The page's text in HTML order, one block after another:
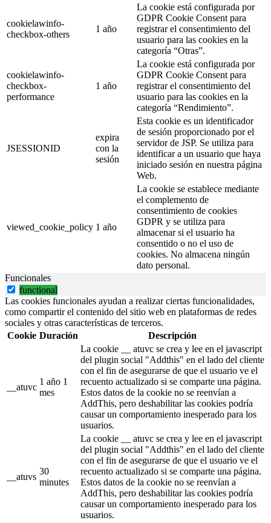
cookielawinfo-
checkbox-others
1 año
La cookie está configurada por
GDPR Cookie Consent para
registrar el consentimiento del
usuario para las cookies en la
categoría “Otras”.
cookielawinfo-
checkbox-
performance
1 año
La cookie está configurada por
GDPR Cookie Consent para
registrar el consentimiento del
usuario para las cookies en la
categoría “Rendimiento”.
JSESSIONID
expira
con la
sesión
Esta cookie es un identificador
de sesión proporcionado por el
servidor de JSP. Se utiliza para
identificar a un usuario que haya
iniciado sesión en nuestra página
Web.
viewed_cookie_policy 1 año
La cookie se establece mediante
el complemento de
consentimiento de cookies
GDPR y se utiliza para
almacenar si el usuario ha
consentido o no el uso de
cookies. No almacena ningún
dato personal.
Funcionales
functional
Las cookies funcionales ayudan a realizar ciertas funcionalidades,
como compartir el contenido del sitio web en plataformas de redes
sociales y otras características de terceros.
Cookie Duración Descripción
__atuvc
1 año 1
mes
La cookie __ atuvc se crea y lee en el javascript
del plugin social "Addthis" en el lado del cliente
con el fin de asegurarse de que el usuario ve el
recuento actualizado si se comparte una página.
Estos datos de la cookie no se reenvían a
AddThis, pero deshabilitar las cookies podría
causar un comportamiento inesperado para los
usuarios.
__atuvs
30
minutes
La cookie __ atuvc se crea y lee en el javascript
del plugin social "Addthis" en el lado del cliente
con el fin de asegurarse de que el usuario ve el
recuento actualizado si se comparte una página.
Estos datos de la cookie no se reenvían a
AddThis, pero deshabilitar las cookies podría
causar un comportamiento inesperado para los
usuarios.